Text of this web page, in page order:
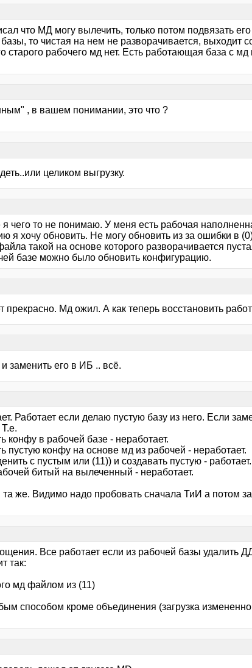
что МД могу вылечить, только потом подвязать
то чистая на нем не разворачивается, выходит
старого рабочего мд нет. Есть работающая база с мд
, в вашем понимании, это что ?
целиком выгрузку.
чего то не понимаю. У меня есть рабочая
я хочу обновить. Не могу обновить из за ошибки в
такой на основе которого разворачивается
базе можно было обновить конфигурацию.
прекрасно. Мд ожил. А как теперь восстановить
заменить его в ИБ .. всё.
Работает если делаю пустую базу из него. Если
конфу в рабочей базе - неработает.
пустую конфу на основе мд из рабочей - неработает.
с пустым или (11)) и создавать пустую - работает.
битый на вылеченный - неработает.
же. Видимо надо пробовать сначала ТиИ а потом
Все работает если из рабочей базы удалить
так:
мд файлом из (11)
способом кроме объединения (загрузка